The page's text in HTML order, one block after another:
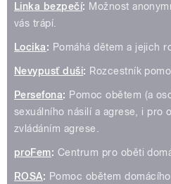
Linka bezpečí: Možnost
vás trápí.
Locika: Pomáhá dětem a jejich
Nevypusť duši: Rozcestník
Persefona: Pomoc obětem (a
sexuálního násilí a agrese, i pro
zvládáním agrese.
proFem: Centrum pro oběti
ROSA: Pomoc obětem